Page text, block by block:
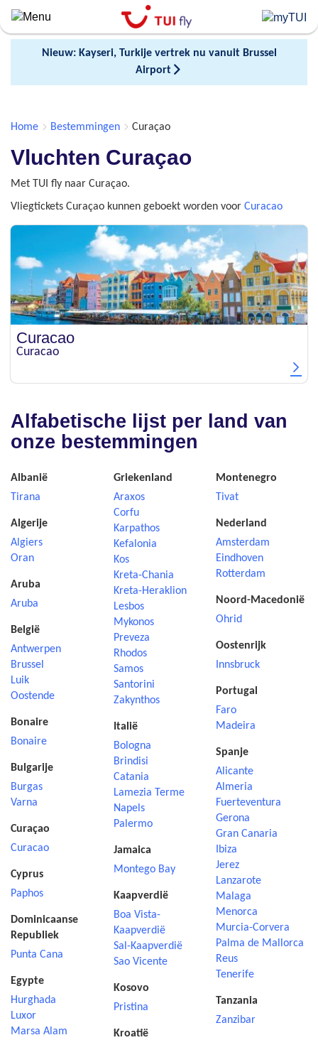
Skip
to
main
Nieuw: Kayseri, Turkije vertrek nu vanuit Brussel
Airport
Home Bestemmingen Curaçao
Vluchten Curaçao
Met TUI fly naar Curaçao.
Vliegtickets Curaçao kunnen geboekt worden voor Curacao
Curacao
Curacao
Alfabetische lijst per land van
onze bestemmingen
Albanië
Tirana
Algerije
Algiers
Oran
Aruba
Aruba
België
Antwerpen
Brussel
Luik
Oostende
Bonaire
Bonaire
Bulgarije
Burgas
Varna
Curaçao
Curacao
Cyprus
Paphos
Dominicaanse
Republiek
Punta Cana
Egypte
Hurghada
Luxor
Marsa Alam
Griekenland
Araxos
Corfu
Karpathos
Kefalonia
Kos
Kreta-Chania
Kreta-Heraklion
Lesbos
Mykonos
Preveza
Rhodos
Samos
Santorini
Zakynthos
Italië
Bologna
Brindisi
Catania
Lamezia Terme
Napels
Palermo
Jamaica
Montego Bay
Kaapverdië
Boa Vista-
Kaapverdië
Sal-Kaapverdië
Sao Vicente
Kosovo
Pristina
Kroatië
Montenegro
Tivat
Nederland
Amsterdam
Eindhoven
Rotterdam
Noord-Macedonië
Ohrid
Oostenrijk
Innsbruck
Portugal
Faro
Madeira
Spanje
Alicante
Almeria
Fuerteventura
Gerona
Gran Canaria
Ibiza
Jerez
Lanzarote
Malaga
Menorca
Murcia-Corvera
Palma de Mallorca
Reus
Tenerife
Tanzania
Zanzibar